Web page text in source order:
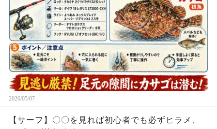
2026/05/07
【サーフ】〇〇を見れば初心者でも必ずヒラメ、